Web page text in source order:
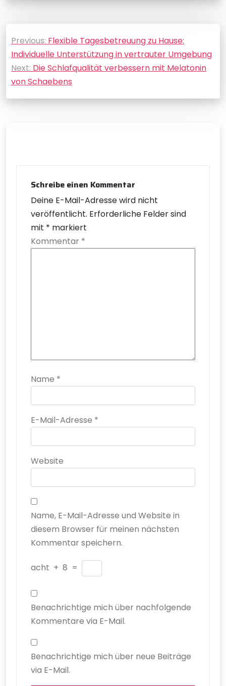
Beitragsnavigation
Previous: Flexible Tagesbetreuung zu Hause:
Individuelle Unterstützung in vertrauter Umgebung
Next: Die Schlafqualität verbessern mit Melatonin
von Schaebens
Schreibe einen Kommentar
Deine E-Mail-Adresse wird nicht
veröffentlicht. Erforderliche Felder sind
mit * markiert
Kommentar *
Name *
E-Mail-Adresse *
Website
Name, E-Mail-Adresse und Website in
diesem Browser für meinen nächsten
Kommentar speichern.
acht + 8 =
Benachrichtige mich über nachfolgende
Kommentare via E-Mail.
Benachrichtige mich über neue Beiträge
via E-Mail.